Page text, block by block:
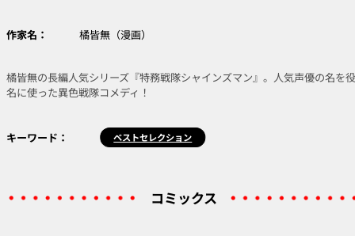
作家名： 橘皆無（漫画）
橘皆無の長編人気シリーズ『特務戦隊シャインズマン』。人気声優の名を
名に使った異色戦隊コメディ！
キーワード： ベストセレクション
コミックス